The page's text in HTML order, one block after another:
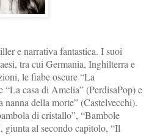
e narrativa fantastica. I suoi
tra cui Germania, Inghilterra e
le fiabe oscure “La
casa di Amelia” (PerdisaPop) e
della morte” (Castelvecchi).
di cristallo”, “Bambole
giunta al secondo capitolo, “Il